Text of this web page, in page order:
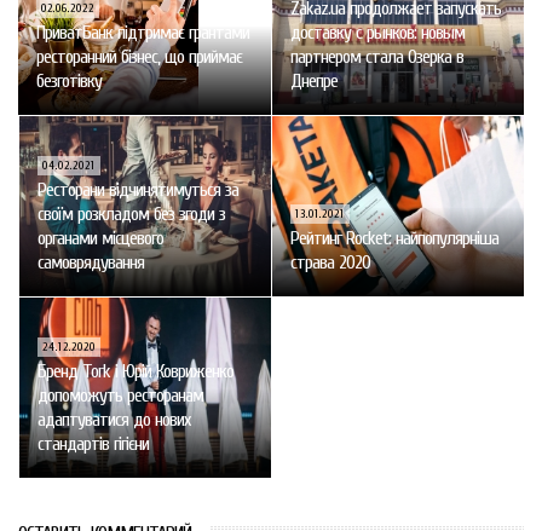
02.06.2022
ПриватБанк підтримає грантами
ресторанний бізнес, що приймає
безготівку
Zakaz.ua продолжает запускать
доставку с рынков: новым
партнером стала Озерка в
Днепре
04.02.2021
Ресторани відчинятимуться за
своїм розкладом без згоди з
органами місцевого
самоврядування
13.01.2021
Рейтинг Rocket: найпопулярніша
страва 2020
24.12.2020
Бренд Tork і Юрій Ковриженко
допоможуть ресторанам
адаптуватися до нових
стандартів гігієни